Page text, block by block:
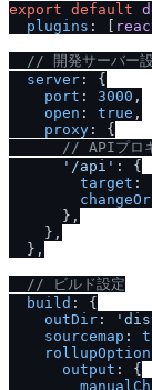
export default
plugins : [
// 開発サーバー
server : {
port : 3000 ,
open : true ,
proxy : {
// APIプロ
' /api' : {
target :
      },
    },
  },
// ビルド設定
build : {
outDir :
sourcemap :
output : {